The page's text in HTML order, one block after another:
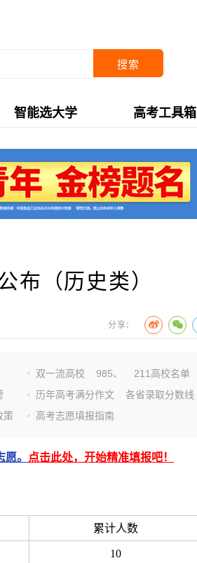
搜索
智能选大学 高考工具箱
布（历史类）
分享：
策
双一流高校 985、
211高校名单
历年高考满分作文
各省录取分数线
高考志愿填报指南
。 点击此处，开始精准填报吧！
累计人数
10